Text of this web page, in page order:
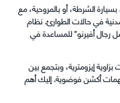
الشرطة، أو بالمروحية، مع
في حالات الطوارئ. نظام
رجال أفيرنو” للمساعدة في
إيزومترية، وبتجمع بين
أكشن فوضوية. إليك أهم